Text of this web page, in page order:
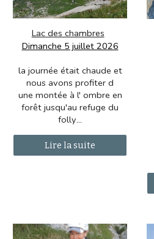
Lac des chambres
Dimanche 5 juillet 2026
la journée était chaude et
nous avons profiter d
une montée à l' ombre en
forêt jusqu'au refuge du
folly...
Lire la suite